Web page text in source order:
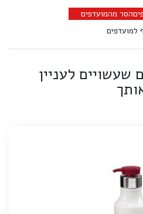
הסר מהמועדפים
למועדפים
שעשויים לעניין